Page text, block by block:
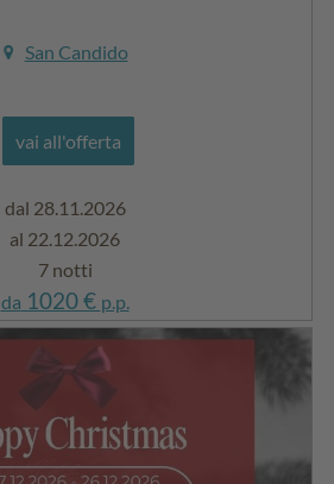
San Candido
vai all'offerta
dal 28.11.2026
al 22.12.2026
7 notti
da 1020 € p.p.